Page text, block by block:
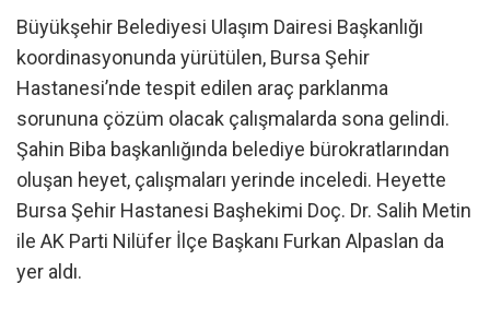
Büyükşehir Belediyesi Ulaşım Dairesi Başkanlığı
koordinasyonunda yürütülen, Bursa Şehir
Hastanesi’nde tespit edilen araç parklanma
sorununa çözüm olacak çalışmalarda sona gelindi.
Şahin Biba başkanlığında belediye bürokratlarından
oluşan heyet, çalışmaları yerinde inceledi. Heyette
Bursa Şehir Hastanesi Başhekimi Doç. Dr. Salih Metin
ile AK Parti Nilüfer İlçe Başkanı Furkan Alpaslan da
yer aldı.